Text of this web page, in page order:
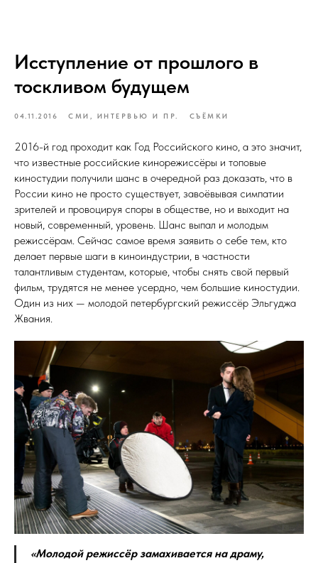
Исступление от прошлого в
тоскливом будущем
04.11.2016 СМИ, ИНТЕРВЬЮ И ПР. СЪЁМКИ
2016-й год проходит как Год Российского кино, а это значит,
что известные российские кинорежиссёры и топовые
киностудии получили шанс в очередной раз доказать, что в
России кино не просто существует, завоёвывая симпатии
зрителей и провоцируя споры в обществе, но и выходит на
новый, современный, уровень. Шанс выпал и молодым
режиссёрам. Сейчас самое время заявить о себе тем, кто
делает первые шаги в киноиндустрии, в частности
талантливым студентам, которые, чтобы снять свой первый
фильм, трудятся не менее усердно, чем большие киностудии.
Один из них — молодой петербургский режиссёр Эльгуджа
Жвания.
«Молодой режиссёр замахивается на драму,